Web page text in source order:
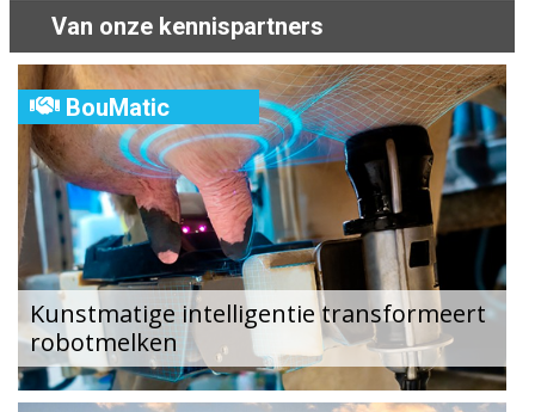
Van onze kennispartners
BouMatic
Kunstmatige intelligentie transformeert
robotmelken